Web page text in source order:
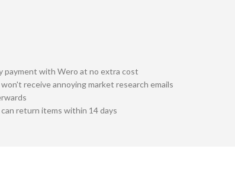
payment with Wero at no extra cost
receive annoying market research emails
return items within 14 days